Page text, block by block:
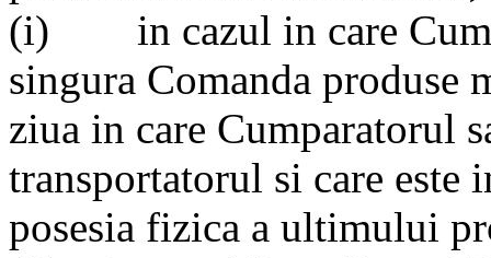
(i) in cazul in care
singura Comanda produse
ziua in care Cumparatorul
transportatorul si care este
posesia fizica a ultimului